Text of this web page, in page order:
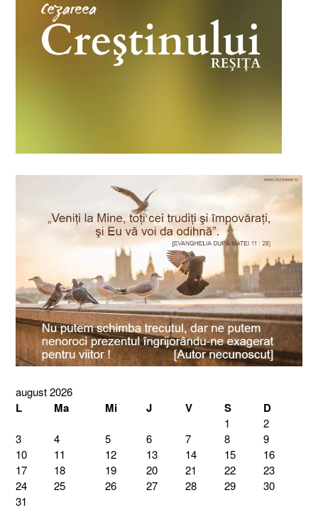
august 2026
L Ma Mi J V S D
1
2
3
4 5 6 7 8
9
10
11 12 13 14 15
16
17
18 19 20 21 22
23
24
25 26 27 28 29
30
31